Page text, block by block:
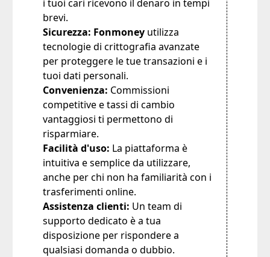
i tuoi cari ricevono il denaro in tempi
brevi.
Sicurezza: Fonmoney utilizza
tecnologie di crittografia avanzate
per proteggere le tue transazioni e i
tuoi dati personali.
Convenienza: Commissioni
competitive e tassi di cambio
vantaggiosi ti permettono di
risparmiare.
Facilità d'uso: La piattaforma è
intuitiva e semplice da utilizzare,
anche per chi non ha familiarità con i
trasferimenti online.
Assistenza clienti: Un team di
supporto dedicato è a tua
disposizione per rispondere a
qualsiasi domanda o dubbio.